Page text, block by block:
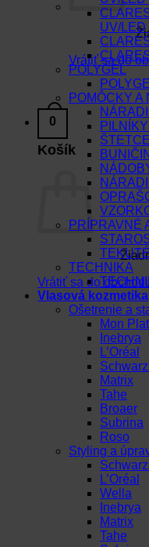
Vrátiť sa do
0
Košík
Vrátiť sa do
UV/LED
POLYGEL
POMÔCKY A
PRÍPRAVNÉ
TECHNIKA
Vlasová kozmetika
Ošetrenie a
Mon
Inebrya
L’Oréal
Matrix
Tahe
Broaer
Subrina
Roso
Styling a
L’Oréal
Wella
Inebrya
Matrix
Tahe